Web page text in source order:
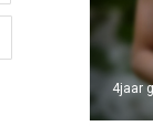
4jaar